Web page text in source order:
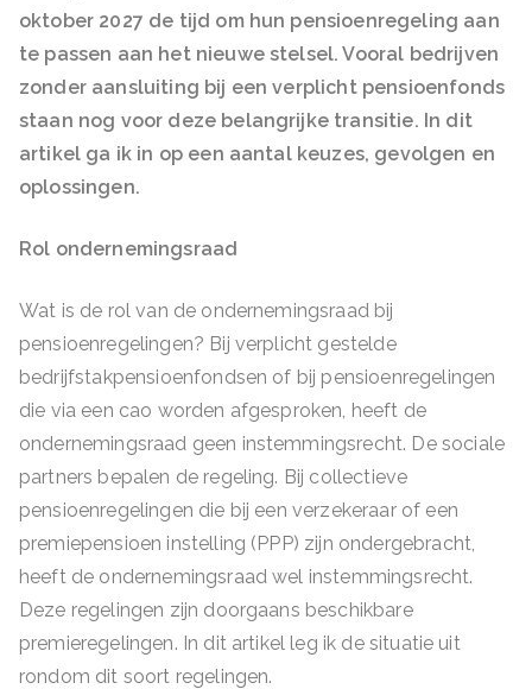
oktober 2027 de tijd om hun pensioenregeling aan
te passen aan het nieuwe stelsel. Vooral bedrijven
zonder aansluiting bij een verplicht pensioenfonds
staan nog voor deze belangrijke transitie. In dit
artikel ga ik in op een aantal keuzes, gevolgen en
oplossingen.
Rol ondernemingsraad
Wat is de rol van de ondernemingsraad bij
pensioenregelingen? Bij verplicht gestelde
bedrijfstakpensioenfondsen of bij pensioenregelingen
die via een cao worden afgesproken, heeft de
ondernemingsraad geen instemmingsrecht. De sociale
partners bepalen de regeling. Bij collectieve
pensioenregelingen die bij een verzekeraar of een
premiepensioen instelling (PPP) zijn ondergebracht,
heeft de ondernemingsraad wel instemmingsrecht.
Deze regelingen zijn doorgaans beschikbare
premieregelingen. In dit artikel leg ik de situatie uit
rondom dit soort regelingen.